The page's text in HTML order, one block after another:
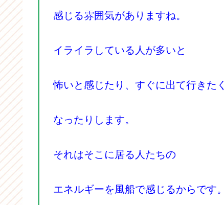
感じる雰囲気がありますね。
イライラしている人が多いと
怖いと感じたり、すぐに出て行きたく
なったりします。
それはそこに居る人たちの
エネルギーを風船で感じるからです。